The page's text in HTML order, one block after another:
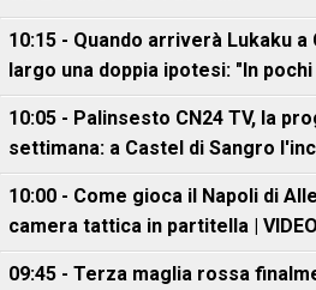
10:15 - Quando arriverà Lukaku
largo una doppia ipotesi: "In
10:05 - Palinsesto CN24 TV, la
settimana: a Castel di Sangro
10:00 - Come gioca il Napoli di
camera tattica in partitella |
09:45 - Terza maglia rossa